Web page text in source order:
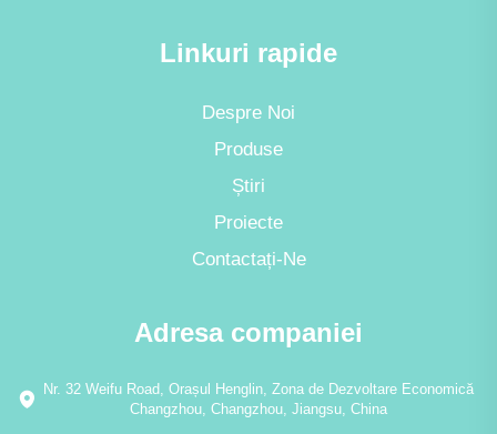
Linkuri rapide
Despre Noi
Produse
Știri
Proiecte
Contactați-Ne
Adresa companiei
Nr. 32 Weifu Road, Orașul Henglin, Zona de Dezvoltare Economică
Changzhou, Changzhou, Jiangsu, China